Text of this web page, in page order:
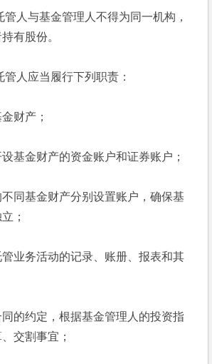
人与基金管理人不得为同一机构，
有股份。
人应当履行下列职责：
财产；
设基金财产的资金账户和证券账户；
不同基金财产分别设置账户，确保基
；
管业务活动的记录、账册、报表和其
同的约定，根据基金管理人的投资指
交割事宜；